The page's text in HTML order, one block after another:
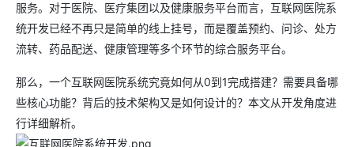
服务。对于医院、医疗集团以及健康服务平台而言，互联网医院系
统开发已经不再只是简单的线上挂号，而是覆盖预约、问诊、处方
流转、药品配送、健康管理等多个环节的综合服务平台。
那么，一个互联网医院系统究竟如何从0到1完成搭建？需要具备哪
些核心功能？背后的技术架构又是如何设计的？本文从开发角度进
行详细解析。